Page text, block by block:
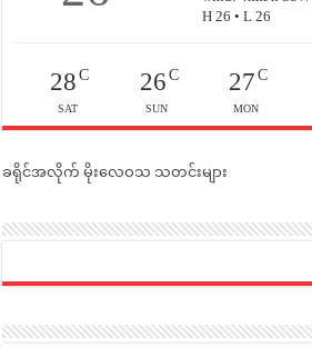
H 26 • L 26
28C
SAT
26C
SUN
27 C
MON
ခရိုင်အလိုက် မိုးလေဝသ သတင်းများ